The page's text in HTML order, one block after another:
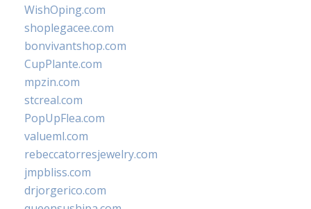
WishOping.com
shoplegacee.com
bonvivantshop.com
CupPlante.com
mpzin.com
stcreal.com
PopUpFlea.com
valueml.com
rebeccatorresjewelry.com
jmpbliss.com
drjorgerico.com